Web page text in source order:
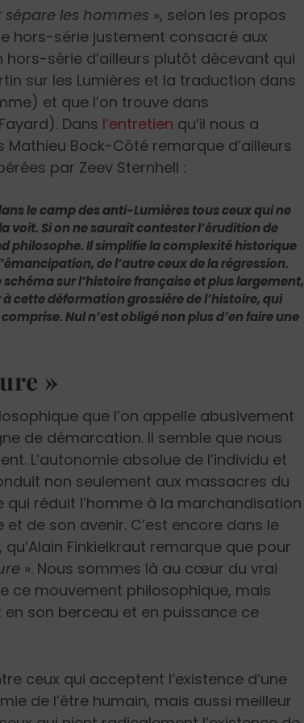
les hommes », selon les propos
hors-série justement consacré aux
hors-série d’ailleurs plutôt décevant qui
sur les Lumières et la traduction dans
et que l’on trouve dans
Dans l’entretien qu’il nous a
Bock-Côté remarque d’ailleurs
par Zeev Sternhell :
le camp des anti-Lumières tous ceux qui ne
voit. Si on ne saurait contester l’érudition de
philosophe. Il simplifie la complexité historique
de l’autre ceux de la régression.
sur l’histoire française et plus largement,
cette déformation grossière de l’histoire, qui
Nul n’est obligé non plus d’en faire une
»
que l’on appelle abusivement
de démarcation. Il semble que nous
L’autonomie absolue de l’individu et
non seulement aux massacres du
réduit l’homme à la marchandisation
de son avenir. C’est encore dans le
qu’Alain Finkielkraut remarque que pour
». Nous sommes là au cœur du vrai
ce mouvement philosophique, mais
son berceau et en puissance ce
ceux qui acceptent l’existence d’une
de l’être humain, mais aussi meilleur